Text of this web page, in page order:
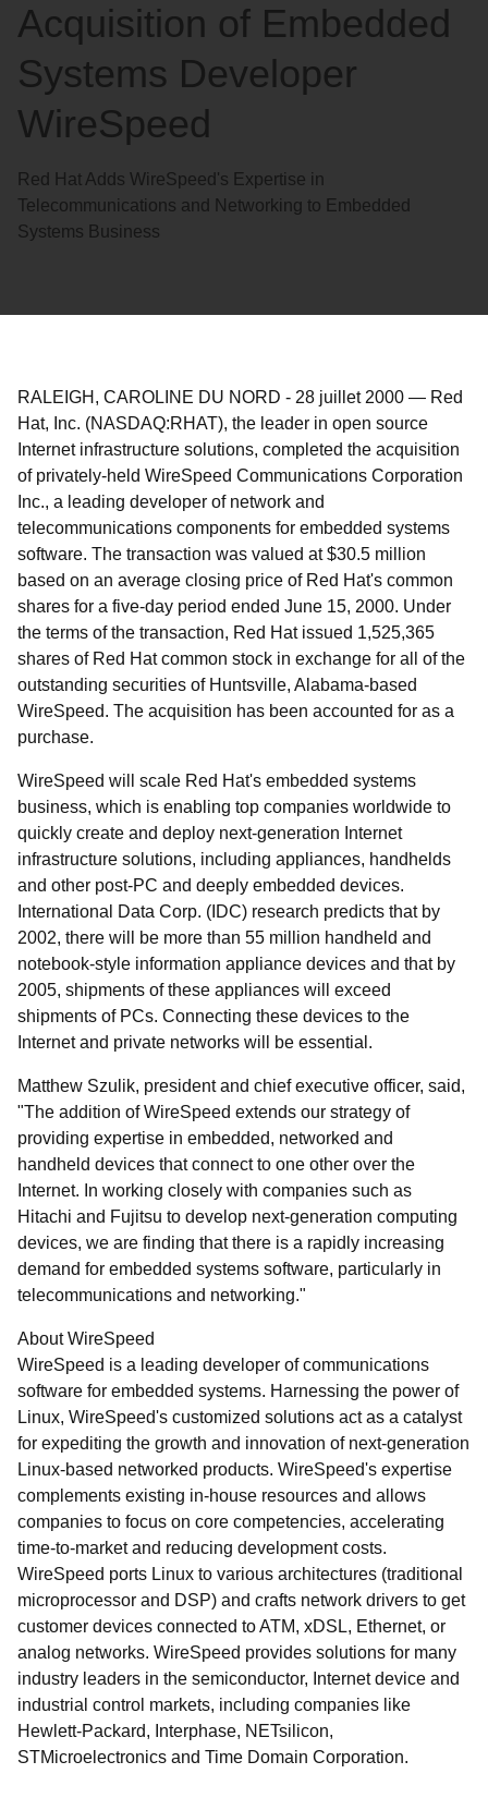
Acquisition of Embedded
Systems Developer
WireSpeed
Red Hat Adds WireSpeed's Expertise in
Telecommunications and Networking to Embedded
Systems Business
RALEIGH, CAROLINE DU NORD - 28 juillet 2000 — Red
Hat, Inc. (NASDAQ:RHAT), the leader in open source
Internet infrastructure solutions, completed the acquisition
of privately-held WireSpeed Communications Corporation
Inc., a leading developer of network and
telecommunications components for embedded systems
software. The transaction was valued at $30.5 million
based on an average closing price of Red Hat's common
shares for a five-day period ended June 15, 2000. Under
the terms of the transaction, Red Hat issued 1,525,365
shares of Red Hat common stock in exchange for all of the
outstanding securities of Huntsville, Alabama-based
WireSpeed. The acquisition has been accounted for as a
purchase.
WireSpeed will scale Red Hat's embedded systems
business, which is enabling top companies worldwide to
quickly create and deploy next-generation Internet
infrastructure solutions, including appliances, handhelds
and other post-PC and deeply embedded devices.
International Data Corp. (IDC) research predicts that by
2002, there will be more than 55 million handheld and
notebook-style information appliance devices and that by
2005, shipments of these appliances will exceed
shipments of PCs. Connecting these devices to the
Internet and private networks will be essential.
Matthew Szulik, president and chief executive officer, said,
"The addition of WireSpeed extends our strategy of
providing expertise in embedded, networked and
handheld devices that connect to one other over the
Internet. In working closely with companies such as
Hitachi and Fujitsu to develop next-generation computing
devices, we are finding that there is a rapidly increasing
demand for embedded systems software, particularly in
telecommunications and networking."
About WireSpeed
WireSpeed is a leading developer of communications
software for embedded systems. Harnessing the power of
Linux, WireSpeed's customized solutions act as a catalyst
for expediting the growth and innovation of next-generation
Linux-based networked products. WireSpeed's expertise
complements existing in-house resources and allows
companies to focus on core competencies, accelerating
time-to-market and reducing development costs.
WireSpeed ports Linux to various architectures (traditional
microprocessor and DSP) and crafts network drivers to get
customer devices connected to ATM, xDSL, Ethernet, or
analog networks. WireSpeed provides solutions for many
industry leaders in the semiconductor, Internet device and
industrial control markets, including companies like
Hewlett-Packard, Interphase, NETsilicon,
STMicroelectronics and Time Domain Corporation.